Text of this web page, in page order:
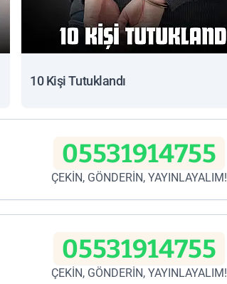
10 Kişi Tutuklandı
05531914755
ÇEKİN, GÖNDERİN, YAYINLAYALIM!
05531914755
ÇEKİN, GÖNDERİN, YAYINLAYALIM!